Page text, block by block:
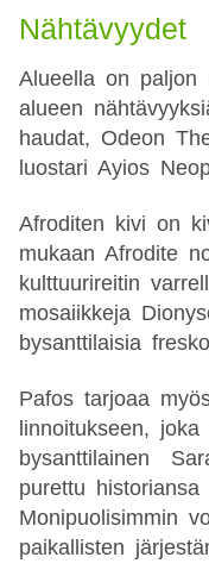
Nähtävyydet
Alueella on paljon
alueen
haudat, Odeon
luostari Ayios
Afroditen kivi on
mukaan Afrodite
kulttuurireitin
mosaiikkeja
bysanttilaisia
Pafos tarjoaa
linnoitukseen,
bysanttilainen
purettu
Monipuolisimmin
paikallisten